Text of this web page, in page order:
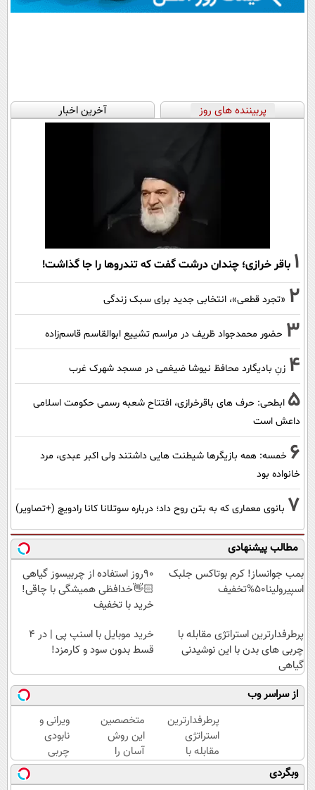
پربیننده های روز آخرین اخبار
1 باقر خرازی؛ چندان درشت گفت که تندروها را جا گذاشت!
2 «تجرد قطعی»، انتخابی جدید برای سبک زندگی
3 حضور محمدجواد ظریف در مراسم تشییع ابوالقاسم قاسم‌زاده
4 زنِ بادیگارد محافظ نیوشا ضیغمی در مسجد شهرک غرب
5 ابطحی: حرف های باقرخرازی، افتتاح شعبه رسمی حکومت اسلامی
داعش است
6 خمسه: همه بازیگرها شیطنت هایی داشتند ولی اکبر عبدی، مرد
خانواده بود
7 بانوی معماری که به بتن روح داد؛ درباره سوتلانا کانا رادویچ (+تصاویر)
مطالب پیشنهادی
بمب جوانساز! کرم بوتاکس جلبک
اسپیرولینا50%تخفیف
90روز استفاده از چربیسوز گیاهی
👋🏻خدافظی همیشگی با چاقی!
خرید با تخفیف
پرطرفدارترین استراتژی مقابله با
چربی های بدن با این نوشیدنی
گیاهی
خرید موبایل با اسنپ پی | در ۴
قسط بدون سود و کارمزد!
از سراسر وب
پرطرفدارترین
استراتژی
مقابله با
چربی های
بدن با این
متخصصین
این روش
آسان را
برای لاغری
شکم و
ویرانی و
نابودی
چربی
های
شکم و
وبگردی